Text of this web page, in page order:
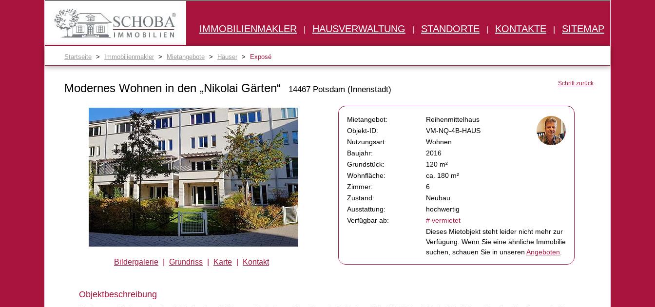
IMMOBILIENMAKLER HAUSVERWALTUNG STANDORTE KONTAKTE SITEMAP
Startseite > Immobilienmakler > Mietangebote > Häuser > Exposé
Modernes Wohnen in den „Nikolai Gärten“ 14467 Potsdam (Innenstadt)
Schritt zurück
Bildergalerie Grundriss Karte Kontakt
Mietangebot:
Reihenmittelhaus
Objekt-ID:
VM-NQ-4B-HAUS
Nutzungsart:
Wohnen
Baujahr:
2016
Grundstück:
120 m²
Wohnfläche:
ca. 180 m²
Zimmer:
6
Zustand:
Neubau
Ausstattung:
hochwertig
Verfügbar ab:
# vermietet
Dieses Mietobjekt steht leider nicht mehr zur
Verfügung. Wenn Sie eine ähnliche Immobilie
suchen, schauen Sie in unseren Angeboten
Objektbeschreibung